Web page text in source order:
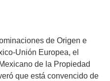
de Origen e
Unión Europea, el
de la Propiedad
que está convencido de